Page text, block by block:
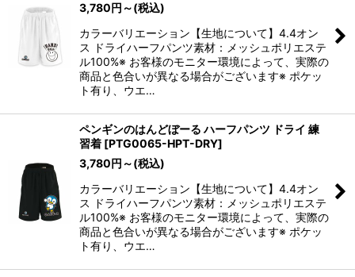
3,780円 ～(税込)
カラーバリエーション【生地について】4.4オン
ス ドライハーフパンツ素材：メッシュポリエステ
ル100%※ お客様のモニター環境によって、実際の
商品と色合いが異なる場合がございます※ ポケッ
ト有り、ウエ…
ペンギンのはんどぼーる ハーフパンツ ドライ 練
習着 [PTG0065-HPT-DRY]
3,780円 ～(税込)
カラーバリエーション【生地について】4.4オン
ス ドライハーフパンツ素材：メッシュポリエステ
ル100%※ お客様のモニター環境によって、実際の
商品と色合いが異なる場合がございます※ ポケッ
ト有り、ウエ…